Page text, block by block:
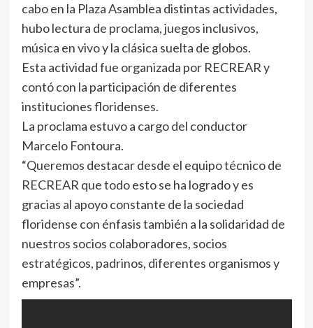
cabo en la Plaza Asamblea distintas actividades,
hubo lectura de proclama, juegos inclusivos,
música en vivo y la clásica suelta de globos.
Esta actividad fue organizada por RECREAR y
contó con la participación de diferentes
instituciones floridenses.
La proclama estuvo a cargo del conductor
Marcelo Fontoura.
“Queremos destacar desde el equipo técnico de
RECREAR que todo esto se ha logrado y es
gracias al apoyo constante de la sociedad
floridense con énfasis también a la solidaridad de
nuestros socios colaboradores, socios
estratégicos, padrinos, diferentes organismos y
empresas”.